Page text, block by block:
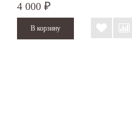
4 000 ₽